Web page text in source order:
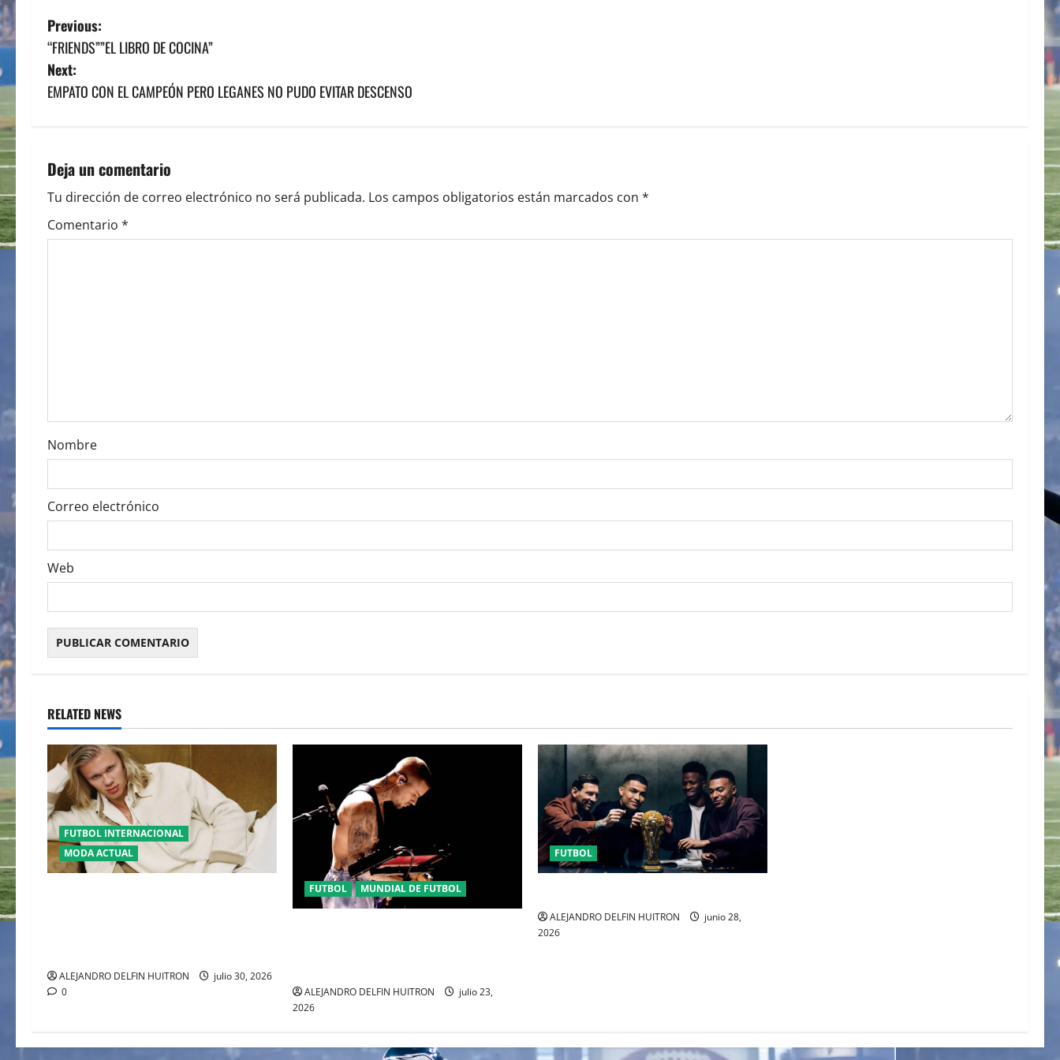
P
o
s
n
a
v
o
n
Previous:
“FRIENDS””EL LIBRO DE COCINA”
Next:
EMPATO CON EL CAMPEÓN PERO LEGANES NO PUDO EVITAR DESCENSO
Deja un comentario
Tu dirección de correo electrónico no será publicada. Los campos obligatorios están marcados con *
Comentario *
Nombre
Correo electrónico
Web
RELATED NEWS
FUTBOL INTERNACIONAL
MODA ACTUAL
ALEJANDRO DELFIN HUITRON
julio 30, 2026
0
FUTBOL MUNDIAL DE FUTBOL
ALEJANDRO DELFIN HUITRON
julio 23,
2026
FUTBOL
ALEJANDRO DELFIN HUITRON
junio 28,
2026